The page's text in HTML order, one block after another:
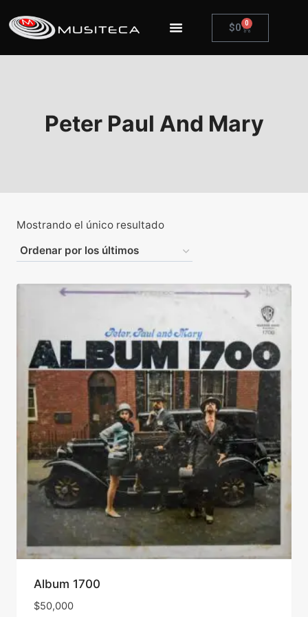
$0 0
Peter Paul And Mary
Mostrando el único resultado
Album 1700
$50,000